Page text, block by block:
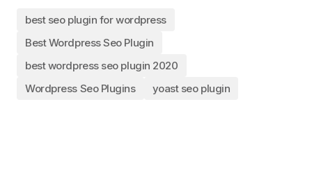
best seo plugin for wordpress
Best Wordpress Seo Plugin
best wordpress seo plugin 2020
Wordpress Seo Plugins
yoast seo plugin